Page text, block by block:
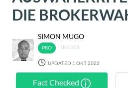
DIE
SIMON MUGO
TRADER
UPDATED 1 OKT 2022
Fact Checked